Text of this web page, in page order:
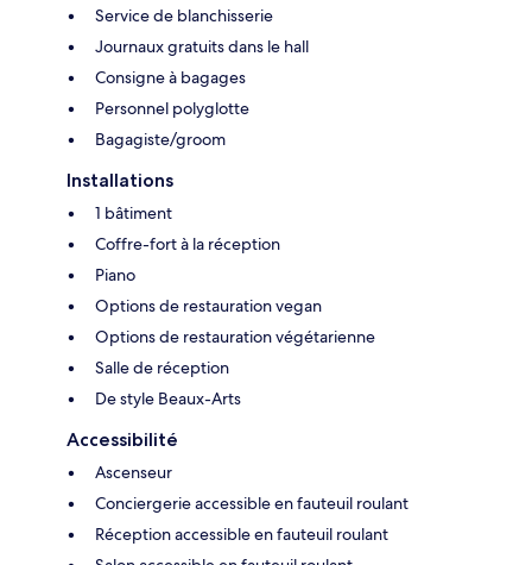
Service de blanchisserie
Journaux gratuits dans le hall
Consigne à bagages
Personnel polyglotte
Bagagiste/groom
Installations
1 bâtiment
Coffre-fort à la réception
Piano
Options de restauration vegan
Options de restauration végétarienne
Salle de réception
De style Beaux-Arts
Accessibilité
Ascenseur
Conciergerie accessible en fauteuil roulant
Réception accessible en fauteuil roulant